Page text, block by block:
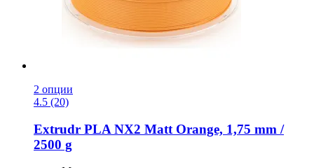
2 опции
4.5 (20)
Extrudr PLA NX2 Matt Orange, 1,75 mm /
2500 g